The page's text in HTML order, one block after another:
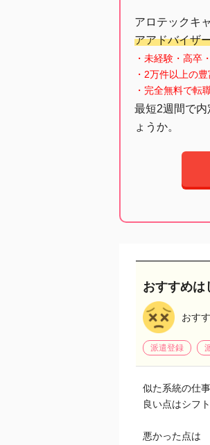
アロテックキ
アアドバイザ
・未経験・高卒
・2万件以上の
・完全無料で転
最短2週間で内
ょうか。
おすすめは
おす
派遣登録
似た系統の仕
良い点はシフ
悪かった点は